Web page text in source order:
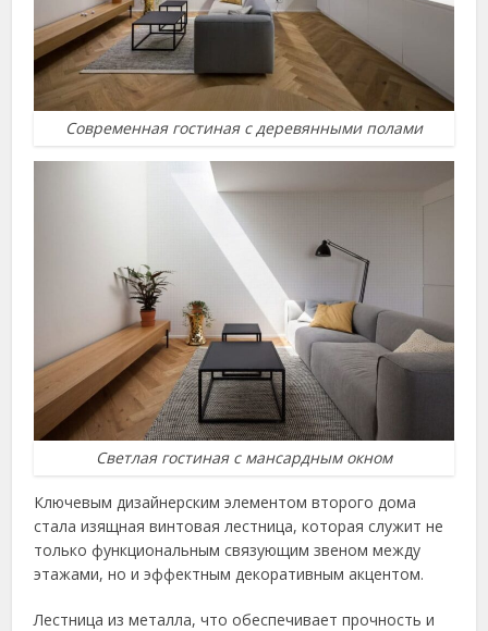
Современная гостиная с деревянными полами
Светлая гостиная с мансардным окном
Ключевым дизайнерским элементом второго дома
стала изящная винтовая лестница, которая служит не
только функциональным связующим звеном между
этажами, но и эффектным декоративным акцентом.
Лестница из металла, что обеспечивает прочность и